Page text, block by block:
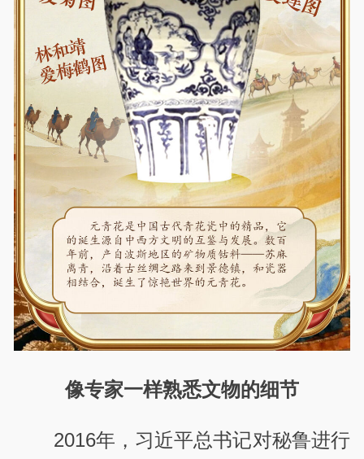
像专家一样熟悉文物的细节
2016年，习近平总书记对秘鲁进行